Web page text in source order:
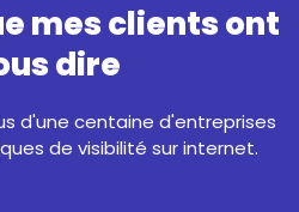
mes clients ont
dire
d'une centaine d'entreprises
de visibilité sur internet.